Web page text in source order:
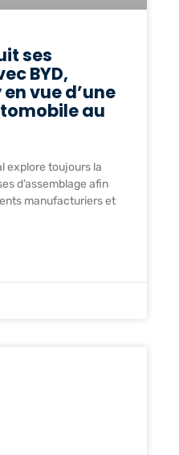
ses
BYD,
vue d’une
au
explore toujours la
d’assemblage afin
manufacturiers et